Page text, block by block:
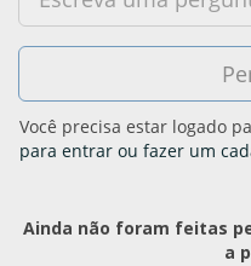
Você precisa estar logado
para entrar ou fazer um
Ainda não foram feitas
a